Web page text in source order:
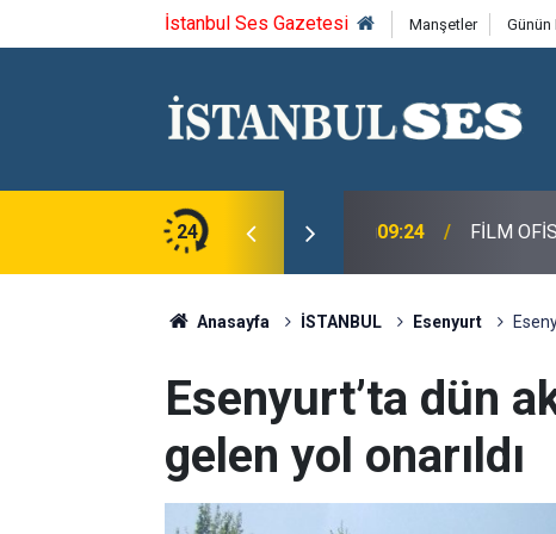
İstanbul Ses Gazetesi Manşetler Günün
24
Macit Koper ve Aydın Sayman’a Emek Ödülü09:24 FİLM
Anasayfa İSTANBUL Esenyurt
Esenyurt’ta dün
gelen yol onarıldı